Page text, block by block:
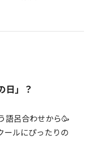
日」？
語呂合わせから🥳
ールにぴったりの